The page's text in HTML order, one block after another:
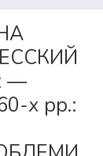
—
х pp.: